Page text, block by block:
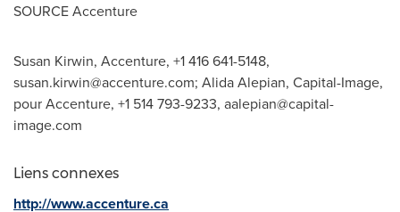
SOURCE Accenture
Susan Kirwin, Accenture, +1 416 641-5148,
susan.kirwin@accenture.com; Alida Alepian, Capital-Image,
pour Accenture, +1 514 793-9233, aalepian@capital-
image.com
Liens connexes
http://www.accenture.ca